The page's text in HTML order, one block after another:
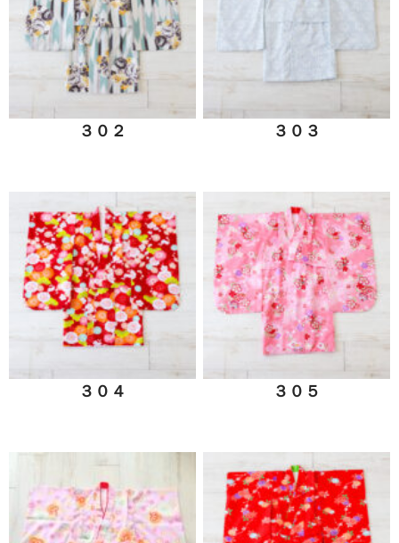
３０２ ３０３
３０４ ３０５